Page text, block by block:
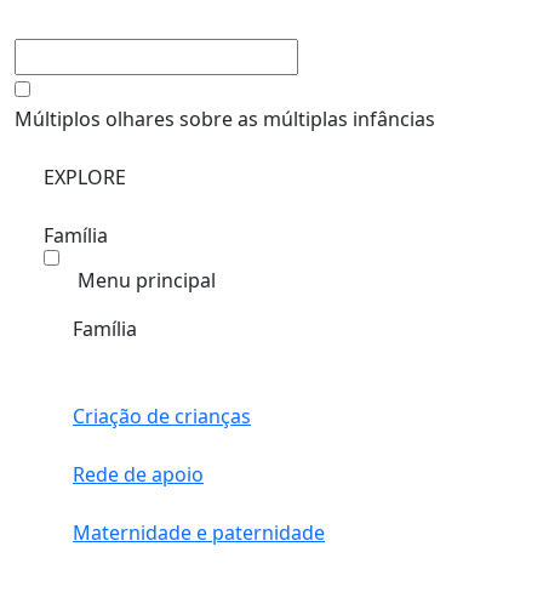
Múltiplos olhares sobre as múltiplas infâncias
EXPLORE
Família
Menu principal
Família
Criação de crianças
Rede de apoio
Maternidade e paternidade